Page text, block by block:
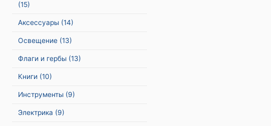
(15)
Аксессуары (14)
Освещение (13)
Флаги и гербы (13)
Книги (10)
Инструменты (9)
Электрика (9)